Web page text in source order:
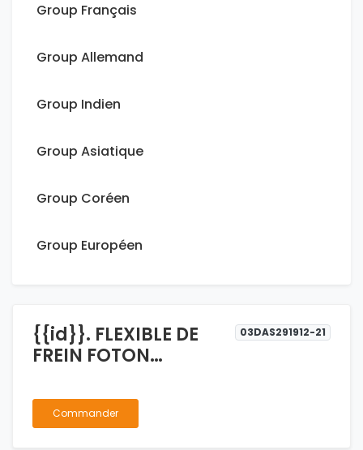
Group Français
Group Allemand
Group Indien
Group Asiatique
Group Coréen
Group Européen
{{id}}. FLEXIBLE DE
FREIN FOTON
03DAS291912-21
Commander